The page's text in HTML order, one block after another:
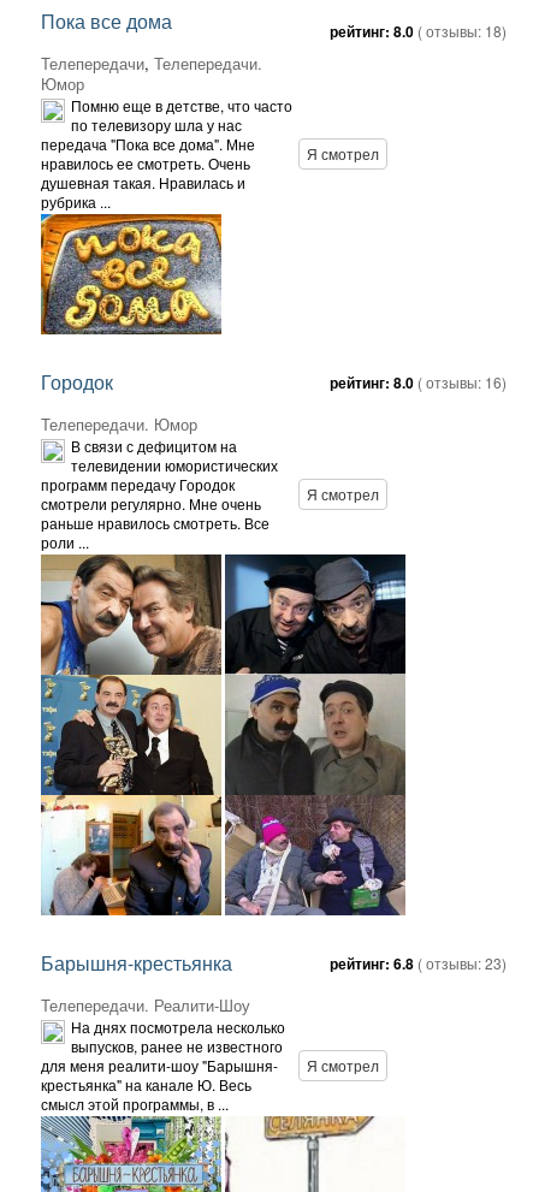
Пока все дома
Телепередачи, Телепередачи.
Юмор
рейтинг: 8.0 ( отзывы: 18)
Помню еще в детстве, что часто
по телевизору шла у нас
передача "Пока все дома". Мне
нравилось ее смотреть. Очень
душевная такая. Нравилась и
рубрика ...
Я смотрел
Городок
Телепередачи. Юмор
рейтинг: 8.0 ( отзывы: 16)
В связи с дефицитом на
телевидении юмористических
программ передачу Городок
смотрели регулярно. Мне очень
раньше нравилось смотреть. Все
роли ...
Я смотрел
Барышня-крестьянка
Телепередачи. Реалити-Шоу
рейтинг: 6.8 ( отзывы:23)
На днях посмотрела несколько
выпусков, ранее не известного
для меня реалити-шоу "Барышня-
крестьянка" на канале Ю. Весь
смысл этой программы, в ...
Я смотрел